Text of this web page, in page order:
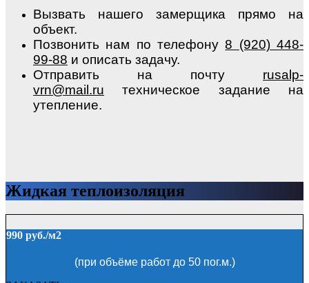
Вызвать нашего замерщика прямо на
объект.
Позвонить нам по телефону8 (920) 448-
99-88 и описать задачу.
Отправить на почту rusalp-
vrn@mail.ru техническое задание на
утепление.
Жидкая теплоизоляция
990 руб./м2
(при объёме работ до 50 пог.м.)